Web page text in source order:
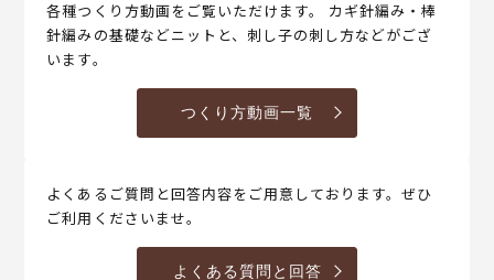
各種つくり方動画をご覧いただけます。 カギ針編み・棒
針編みの基礎などニットと、刺し子の刺し方などがござ
います。
つくり方動画一覧
よくあるご質問と回答内容をご用意しております。ぜひ
ご利用くださいませ。
よくある質問と回答